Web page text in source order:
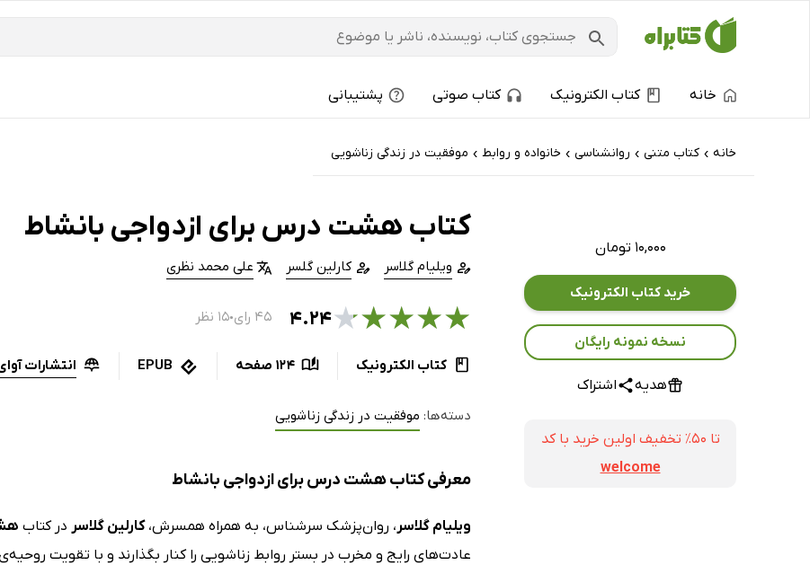
خانه کتاب الکترونیک کتاب صوتی پشتیبانی
خانه › کتاب‌ متنی › روانشناسی › خانواده و روابط › موفقیت در زندگی زناشویی
۱۰,۰۰۰ تومان
خرید کتاب الکترونیک
نسخه نمونه رایگان
هدیه اشتراک
تا ۵۰٪ تخفیف اولین خرید با کد
welcome
کتاب هشت درس برای ازدواجی با‌نشاط
ویلیام گلاسر کارلین گلسر علی محمد نظری
★
★
★
★
★۴.۲۴ ۴۵ رای ●۱۵ نظر
کتاب الکترونیک 124 صفحه EPUB انتشارات
دسته‌ها: موفقیت در زندگی زناشویی
معرفی کتاب هشت درس برای ازدواجی با‌نشاط
ویلیام گلاسر، روان‌پزشک سرشناس، به‌ همراه همسرش،کارلین گلاسر در کتاب
عادت‌های رایج و مخرب در بستر روابط زناشویی را کنار بگذارند و با تقویت